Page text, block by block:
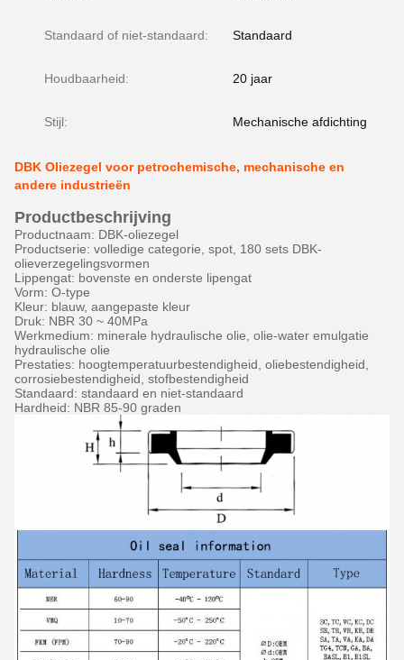
Standaard of niet-standaard: Standaard
Houdbaarheid: 20 jaar
Stijl: Mechanische afdichting
DBK Oliezegel voor petrochemische, mechanische en
andere industrieën
Productbeschrijving
Productnaam: DBK-oliezegel
Productserie: volledige categorie, spot, 180 sets DBK-
olieverzegelingsvormen
Lippengat: bovenste en onderste lipengat
Vorm: O-type
Kleur: blauw, aangepaste kleur
Druk: NBR 30 ~ 40MPa
Werkmedium: minerale hydraulische olie, olie-water emulgatie
hydraulische olie
Prestaties: hoogtemperatuurbestendigheid, oliebestendigheid,
corrosiebestendigheid, stofbestendigheid
Standaard: standaard en niet-standaard
Hardheid: NBR 85-90 graden